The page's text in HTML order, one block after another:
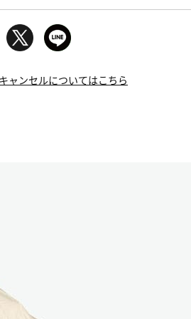
ャンセルについてはこちら